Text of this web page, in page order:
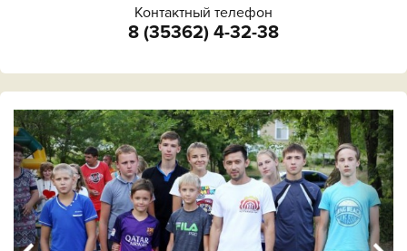
Контактный телефон
8 (35362) 4-32-38